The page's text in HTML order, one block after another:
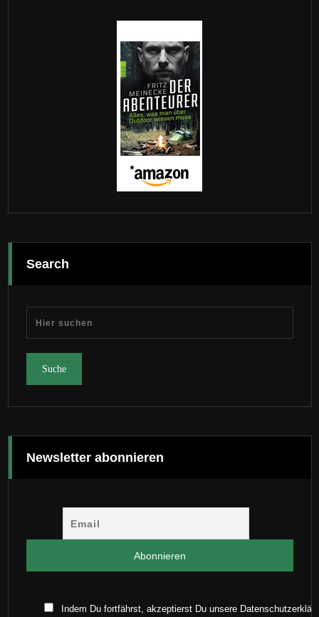
Search
Newsletter abonnieren
Indem Du fortfährst, akzeptierst Du unsere